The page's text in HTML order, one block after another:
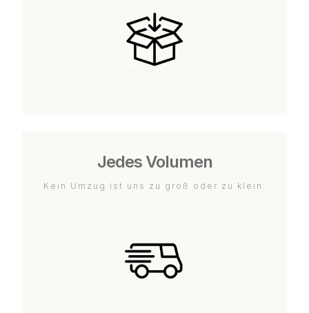
Jedes Volumen
Kein Umzug ist uns zu groß oder zu klein.